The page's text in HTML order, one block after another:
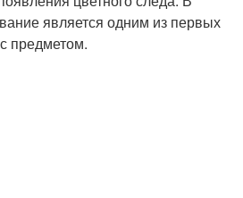
является одним из первых
предметом.